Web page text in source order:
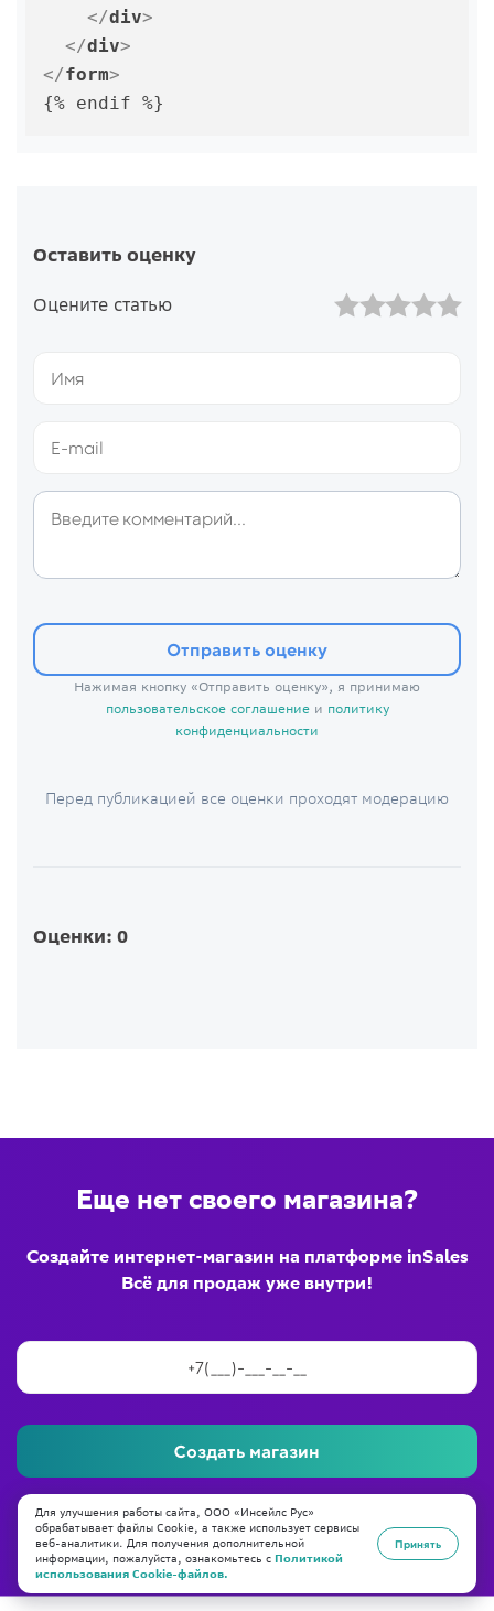
</div>
</div>
</form>
{% endif %}
Оставить оценку
Оцените статью
Отправить оценку
Нажимая кнопку «Отправить оценку», я принимаю
пользовательское соглашениеи политику
конфиденциальности
Перед публикацией все оценки проходят модерацию
Оценки: 0
Еще нет своего магазина?
Создайте интернет-магазин на платформе inSales
Всё для продаж уже внутри!
Создать магазин
Нажимая кнопку «Создать магазин», я принимаю
оферту,пользовательское соглашениеиполитику
конфиденциальности
Для улучшения работы сайта, ООО «Инсейлс Рус»
обрабатывает файлы Cookie, а также использует сервисы
веб-аналитики. Для получения дополнительной
информации, пожалуйста, ознакомьтесь с Политикой
использования Cookie-файлов.
Принять